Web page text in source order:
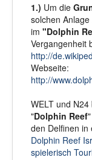
1.) Um die
solchen
im "Dolphin
Vergangenheit
http://
Webseite:
http://
WELT und
"Dolphin Reef
den Delfinen in
Dolphin Reef
spielerisch